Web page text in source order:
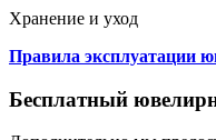
Хранение и уход
Правила эксплуатации
Бесплатный